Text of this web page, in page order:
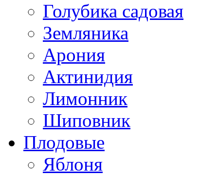
Голубика садовая
Земляника
Арония
Актинидия
Лимонник
Шиповник
Плодовые
Яблоня